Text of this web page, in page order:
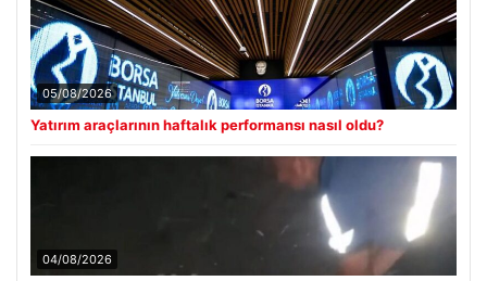
05/08/2026
Yatırım araçlarının haftalık performansı nasıl oldu?
04/08/2026